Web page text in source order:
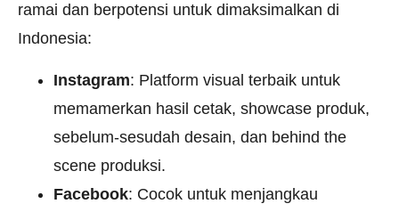
ramai dan berpotensi untuk dimaksimalkan di
Indonesia:
Instagram: Platform visual terbaik untuk
memamerkan hasil cetak, showcase produk,
sebelum-sesudah desain, dan behind the
scene produksi.
Facebook: Cocok untuk menjangkau